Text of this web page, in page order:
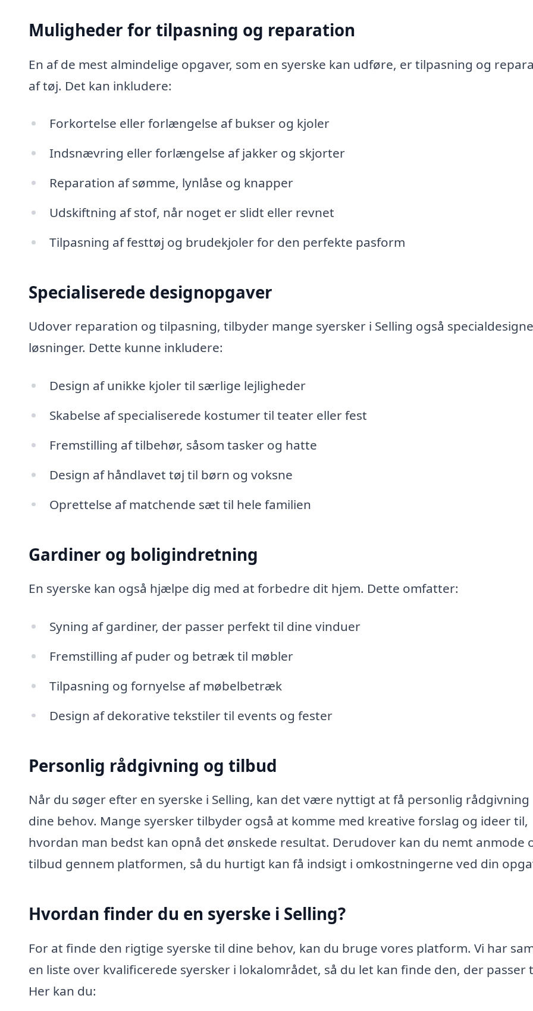
Muligheder for tilpasning og reparation
En af de mest almindelige opgaver, som en syerske kan udføre, er tilpasning og
af tøj. Det kan inkludere:
Forkortelse eller forlængelse af bukser og kjoler
Indsnævring eller forlængelse af jakker og skjorter
Reparation af sømme, lynlåse og knapper
Udskiftning af stof, når noget er slidt eller revnet
Tilpasning af festtøj og brudekjoler for den perfekte pasform
Specialiserede designopgaver
Udover reparation og tilpasning, tilbyder mange syersker i Selling også
løsninger. Dette kunne inkludere:
Design af unikke kjoler til særlige lejligheder
Skabelse af specialiserede kostumer til teater eller fest
Fremstilling af tilbehør, såsom tasker og hatte
Design af håndlavet tøj til børn og voksne
Oprettelse af matchende sæt til hele familien
Gardiner og boligindretning
En syerske kan også hjælpe dig med at forbedre dit hjem. Dette omfatter:
Syning af gardiner, der passer perfekt til dine vinduer
Fremstilling af puder og betræk til møbler
Tilpasning og fornyelse af møbelbetræk
Design af dekorative tekstiler til events og fester
Personlig rådgivning og tilbud
Når du søger efter en syerske i Selling, kan det være nyttigt at få personlig rådgivning
dine behov. Mange syersker tilbyder også at komme med kreative forslag og ideer til,
hvordan man bedst kan opnå det ønskede resultat. Derudover kan du nemt anmode
tilbud gennem platformen, så du hurtigt kan få indsigt i omkostningerne ved din
Hvordan finder du en syerske i Selling?
For at finde den rigtige syerske til dine behov, kan du bruge vores platform. Vi har
en liste over kvalificerede syersker i lokalområdet, så du let kan finde den, der passer
Her kan du: